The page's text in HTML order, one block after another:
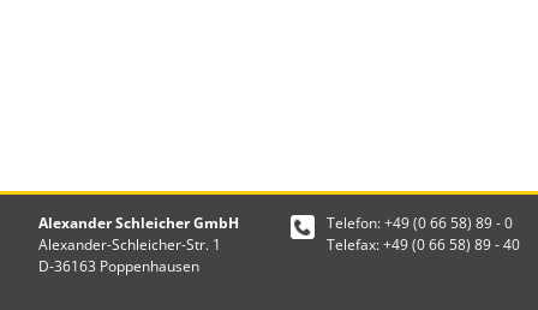
Alexander Schleicher GmbH
Alexander-Schleicher-Str. 1
D-36163 Poppenhausen
Telefon: +49 (0 66 58) 89 - 0
Telefax: +49 (0 66 58) 89 - 40